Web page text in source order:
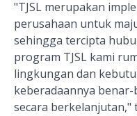
"TJSL merupakan
perusahaan untuk
sehingga tercipta
program TJSL kami
lingkungan dan
keberadaannya
secara berkelanjutan,"